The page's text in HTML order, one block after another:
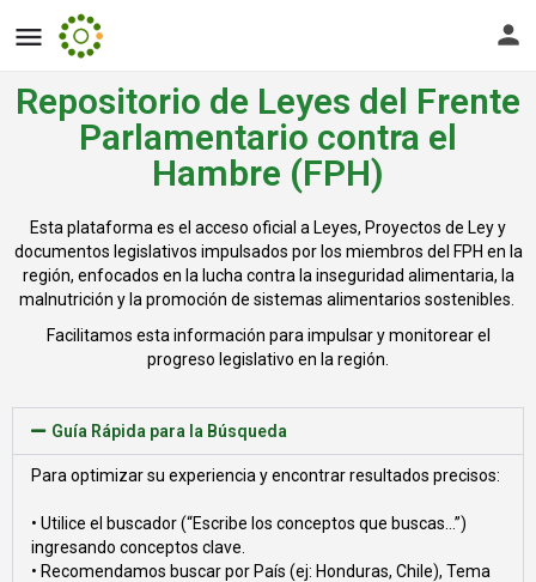
Repositorio de Leyes del Frente
Parlamentario contra el
Hambre (FPH)
Esta plataforma es el acceso oficial a Leyes, Proyectos de Ley y
documentos legislativos impulsados por los miembros del FPH en la
región, enfocados en la lucha contra la inseguridad alimentaria, la
malnutrición y la promoción de sistemas alimentarios sostenibles.
Facilitamos esta información para impulsar y monitorear el
progreso legislativo en la región.
Guía Rápida para la Búsqueda
Para optimizar su experiencia y encontrar resultados precisos:
• Utilice el buscador (“Escribe los conceptos que buscas…”)
ingresando conceptos clave.
• Recomendamos buscar por País (ej: Honduras, Chile), Tema